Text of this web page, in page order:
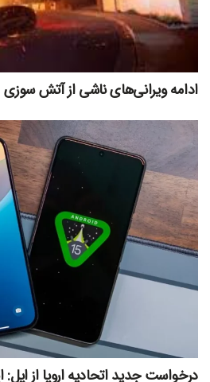
ادامه ویرانی‌های ناشی از آتش
درخواست جدید اتحادیه اروپا از اپل: